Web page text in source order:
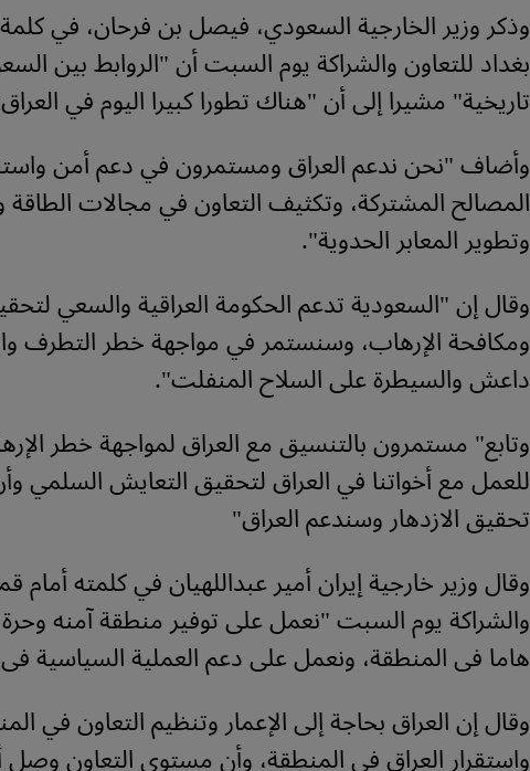
وذكر وزير الخارجية السعودي، فيصل بن فرحان، في
بغداد للتعاون والشراكة يوم السبت أن "الروابط بين
تاريخية" مشيرا إلى أن "هناك تطورا كبيرا اليوم في
وأضاف "نحن ندعم العراق ومستمرون في دعم أمن
المصالح المشتركة، وتكثيف التعاون في مجالات الطاقة
وتطوير المعابر الحدوية".
وقال إن "السعودية تدعم الحكومة العراقية والسعي
ومكافحة الإرهاب، وسنستمر في مواجهة خطر التطرف
داعش والسيطرة على السلاح المنفلت".
وتابع" مستمرون بالتنسيق مع العراق لمواجهة خطر
للعمل مع أخواتنا في العراق لتحقيق التعايش السلمي
تحقيق الازدهار وسندعم العراق"
وقال وزير خارجية إيران أمير عبداللهيان في كلمته أمام
والشراكة يوم السبت "نعمل على توفير منطقة آمنه
هاما فى المنطقة، ونعمل على دعم العملية السياسية
وقال إن العراق بحاجة إلى الإعمار وتنظيم التعاون في